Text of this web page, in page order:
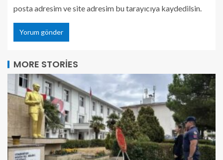
posta adresim ve site adresim bu tarayıcıya kaydedilsin.
MORE STORIES